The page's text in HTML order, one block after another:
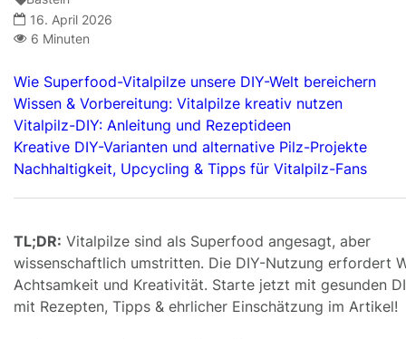
16. April 2026
6 Minuten
Wie Superfood-Vitalpilze unsere DIY-Welt bereichern
Wissen & Vorbereitung: Vitalpilze kreativ nutzen
Vitalpilz-DIY: Anleitung und Rezeptideen
Kreative DIY-Varianten und alternative Pilz-Projekte
Nachhaltigkeit, Upcycling & Tipps für Vitalpilz-Fans
TL;DR: Vitalpilze sind als Superfood angesagt, aber
wissenschaftlich umstritten. Die DIY-Nutzung erfordert
Achtsamkeit und Kreativität. Starte jetzt mit gesunden
mit Rezepten, Tipps & ehrlicher Einschätzung im Artikel!